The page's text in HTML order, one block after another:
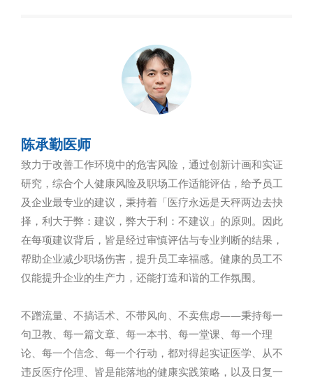
陈承勤医师
致力于改善工作环境中的危害风险，通过创新计画和实证
研究，综合个人健康风险及职场工作适能评估，给予员工
及企业最专业的建议，秉持着「医疗永远是天秤两边去抉
择，利大于弊：建议，弊大于利：不建议」的原则。因此
在每项建议背后，皆是经过审慎评估与专业判断的结果，
帮助企业减少职场伤害，提升员工幸福感。健康的员工不
仅能提升企业的生产力，还能打造和谐的工作氛围。
不蹭流量、不搞话术、不带风向、不卖焦虑——秉持每一
句卫教、每一篇文章、每一本书、每一堂课、每一个理
论、每一个信念、每一个行动，都对得起实证医学、从不
违反医疗伦理、皆是能落地的健康实践策略，以及日复一